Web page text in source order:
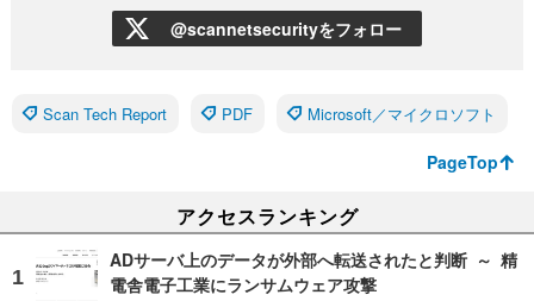
@scannetsecurityをフォロー
Scan Tech Report PDF Microsoft／マイクロソフト
PageTop
アクセスランキング
ADサーバ上のデータが外部へ転送されたと判断 ～ 精
電舎電子工業にランサムウェア攻撃